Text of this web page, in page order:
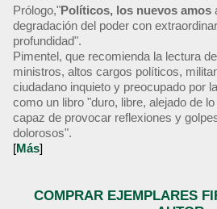
Prólogo,"Políticos, los nuevos amos
degradación del poder con
profundidad".
Pimentel, que recomienda la lectura
ministros, altos cargos políticos,
ciudadano inquieto y preocupado por
como un libro "duro, libre, alejado de
capaz de provocar reflexiones y
dolorosos".
[Más]
COMPRAR EJEMPLARES